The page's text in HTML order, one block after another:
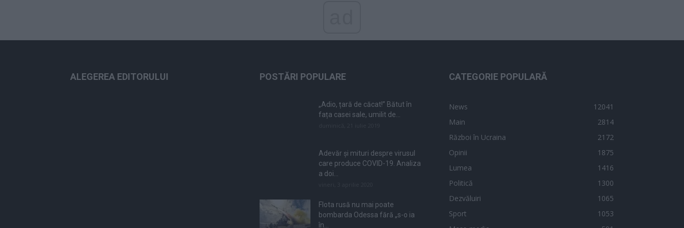
ALEGEREA EDITORULUI POSTĂRI POPULARE
„Adio, țară de căcat!” Bătut în
fața casei sale, umilit de...
Adevăr și mituri despre virusul
care produce COVID-19. Analiza
a doi...
Flota rusă nu mai poate
bombarda Odessa fără „s-o ia
în...
CATEGORIE POPULARĂ
News
12041
Main
2814
Război în Ucraina
2172
Opinii
1875
Lumea
1416
Politică
1300
Dezvăluiri
1065
Sport
1053